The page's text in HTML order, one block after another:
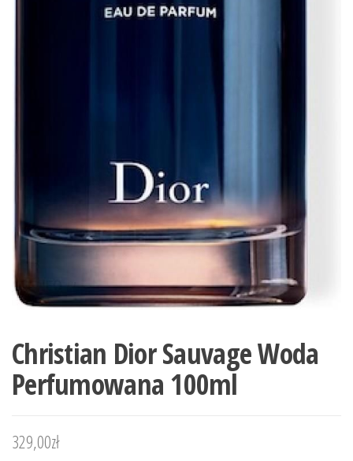
Christian Dior Sauvage Woda
Perfumowana 100ml
329,00zł